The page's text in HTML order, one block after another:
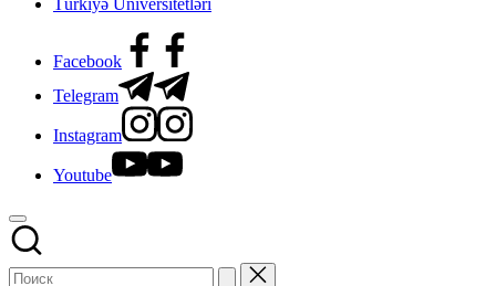
Türkiyə Universitetləri
Facebook
Telegram
Instagram
Youtube